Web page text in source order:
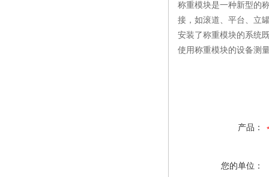
称重模块是一种新型的
接，如滚道、平台、立
安装了称重模块的系统
使用称重模块的设备测
产品：
您的单位：